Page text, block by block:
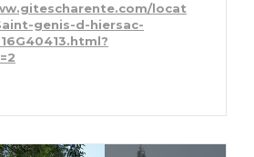
locat
genis-d-hiersac-